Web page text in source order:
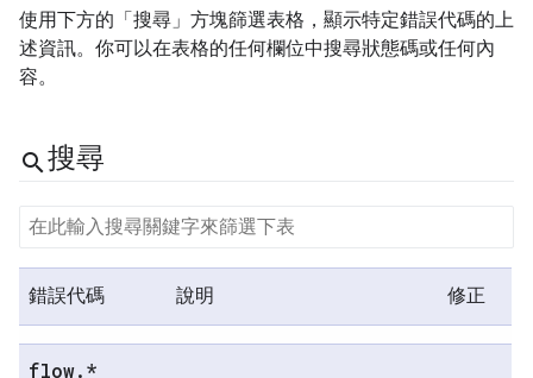
使用下方的「搜尋」方塊篩選表格，顯示特定錯誤代碼的上
述資訊。你可以在表格的任何欄位中搜尋狀態碼或任何內
容。
search搜尋
錯誤代碼 說明 修正
flow.*